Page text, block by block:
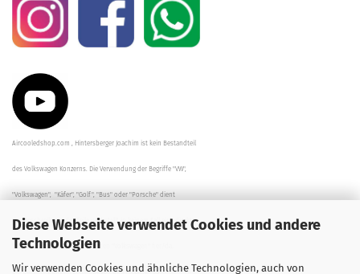
Diese Webseite verwendet Cookies und andere
Technologien
Wir verwenden Cookies und ähnliche Technologien, auch von
Aircooledshop.com , Hintersberger Joachim ist kein Bestandteil
des Volkswagen Konzerns. Die Verwendung der Begriffe "VW",
"Volkswagen", "Käfer", "Golf", "Bus" oder "Porsche" dient
der Beschreibung der Teile und stellt in keinem Fall eine direkte
Verbindung zu dem Unternehmen "Volkswagen" her/da.
Die Beschreibungen, Zeichnungen und Angaben zur